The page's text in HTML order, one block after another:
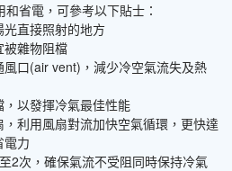
省電，可參考以下貼士：
直接照射的地方
被雜物阻檔
口(air vent)，減少冷空氣流失及熱
以發揮冷氣最佳性能
利用風扇對流加快空氣循環，更快達
電力
2次，確保氣流不受阻同時保持冷氣